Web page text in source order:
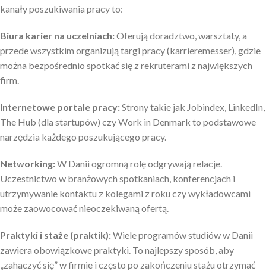
kanały poszukiwania pracy to:
Biura karier na uczelniach:Oferują doradztwo, warsztaty, a
przede wszystkim organizują targi pracy (karrieremesser), gdzie
można bezpośrednio spotkać się z rekruterami z największych
firm.
Internetowe portale pracy:Strony takie jak Jobindex, LinkedIn,
The Hub (dla startupów) czy Work in Denmark to podstawowe
narzędzia każdego poszukującego pracy.
Networking:W Danii ogromną rolę odgrywają relacje.
Uczestnictwo w branżowych spotkaniach, konferencjach i
utrzymywanie kontaktu z kolegami z roku czy wykładowcami
może zaowocować nieoczekiwaną ofertą.
Praktyki i staże (praktik):Wiele programów studiów w Danii
zawiera obowiązkowe praktyki. To najlepszy sposób, aby
„zahaczyć się” w firmie i często po zakończeniu stażu otrzymać